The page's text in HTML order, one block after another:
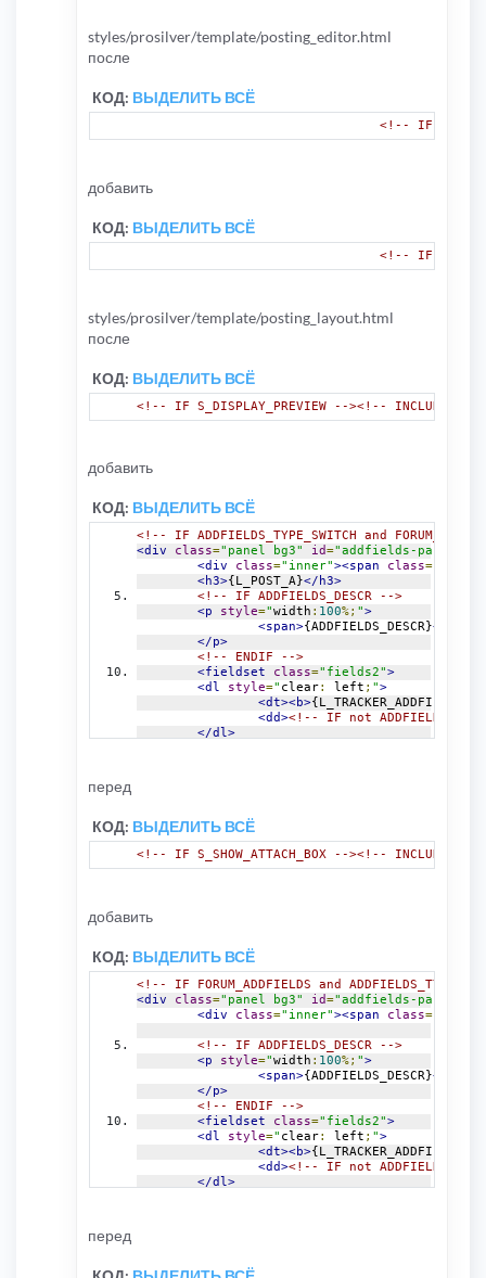
styles/prosilver/template/posting_editor.html
после
КОД: ВЫДЕЛИТЬ ВСЁ
<!-- IF
добавить
КОД: ВЫДЕЛИТЬ ВСЁ
<!-- IF
styles/prosilver/template/posting_layout.html
после
КОД: ВЫДЕЛИТЬ ВСЁ
<!-- IF S_DISPLAY_PREVIEW --><!-- INCLUDE
добавить
КОД: ВЫДЕЛИТЬ ВСЁ
<!-- IF ADDFIELDS_TYPE_SWITCH and
<div
class="panel bg3" id="addfields-panel"
<div
class="inner"><span class=
<h3>{L_POST_A}</h3>
<!-- IF ADDFIELDS_DESCR -->
<p
style="width : 100%; ">
<span>{ADDFIELDS_DESCR}</span>
</p>
<!-- ENDIF -->
<fieldset
class="fields2">
<dl
style=" clear: left ; ">
<dt><b>{L_TRACKER_ADDFIELDS}
<dd><!-- IF not
</dl>
<!-- IF
<!-- ENDIF -->
</dd>
</dl>
перед
КОД: ВЫДЕЛИТЬ ВСЁ
<!-- IF S_SHOW_ATTACH_BOX --><!-- INCLUDE
добавить
КОД: ВЫДЕЛИТЬ ВСЁ
<!-- IF FORUM_ADDFIELDS and ADDFIELDS_TYPE -->
<div
class="panel bg3" id="addfields-panel"
<div
class="inner"><span class=
<!-- IF ADDFIELDS_DESCR -->
<p
style="width : 100%; ">
<span>{ADDFIELDS_DESCR}</span>
</p>
<!-- ENDIF -->
<fieldset
class="fields2">
<dl
style=" clear: left ; ">
<dt><b>{L_TRACKER_ADDFIELDS}
<dd><!-- IF not
</dl>
перед